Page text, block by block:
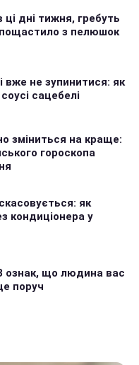
дні тижня, гребуть
з пелюшок
вже не зупинитися: як
сацебелі
зміниться на краще:
гороскопа
як
кондиціонера у
ознак, що людина вас
поруч